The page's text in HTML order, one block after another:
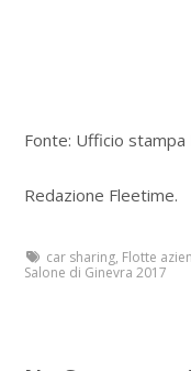
Fonte: Ufficio stampa
Redazione Fleetime.
car sharing, Flotte
Salone di Ginevra 2017